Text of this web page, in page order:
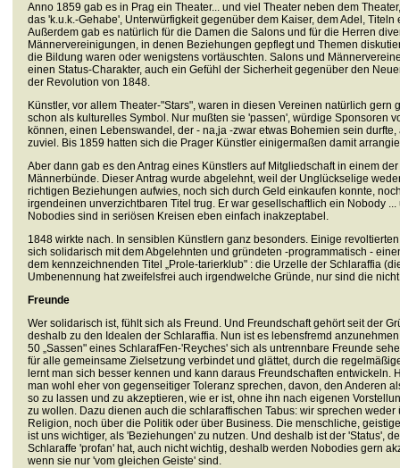
Anno 1859 gab es in Prag ein Theater... und viel Theater neben dem
das 'k.u.k.-Gehabe', Unterwürfigkeit gegenüber dem Kaiser, dem Adel, Titeln
Außerdem gab es natürlich für die Damen die Salons und für die Herren
Männervereinigungen, in denen Beziehungen gepflegt und Themen
die Bildung waren oder wenigstens vortäuschten. Salons und
einen Status-Charakter, auch ein Gefühl der Sicherheit gegenüber den
der Revolution von 1848.
Künstler, vor allem Theater-"Stars", waren in diesen Vereinen natürlich gern
schon als kulturelles Symbol. Nur mußten sie 'passen', würdige Sponsoren
können, einen Lebenswandel, der - na,ja -zwar etwas Bohemien sein durfte,
zuviel. Bis 1859 hatten sich die Prager Künstler einigermaßen damit
Aber dann gab es den Antrag eines Künstlers auf Mitgliedschaft in einem
Männerbünde. Dieser Antrag wurde abgelehnt, weil der Unglückselige
richtigen Beziehungen aufwies, noch sich durch Geld einkaufen konnte,
irgendeinen unverzichtbaren Titel trug. Er war gesellschaftlich ein Nobody ...
Nobodies sind in seriösen Kreisen eben einfach inakzeptabel.
1848 wirkte nach. In sensiblen Künstlern ganz besonders. Einige
sich solidarisch mit dem Abgelehnten und gründeten -programmatisch -
dem kennzeichnenden Titel „Prole-tarierklub" : die Urzelle der Schlaraffia
Umbenennung hat zweifelsfrei auch irgendwelche Gründe, nur sind die
Freunde
Wer solidarisch ist, fühlt sich als Freund. Und Freundschaft gehört seit der
deshalb zu den Idealen der Schlaraffia. Nun ist es lebensfremd
50 „Sassen" eines SchlarafFen-'Reyches' sich als untrennbare Freunde
für alle gemeinsame Zielsetzung verbindet und glättet, durch die
lernt man sich besser kennen und kann daraus Freundschaften entwickeln.
man wohl eher von gegenseitiger Toleranz sprechen, davon, den Anderen
so zu lassen und zu akzeptieren, wie er ist, ohne ihn nach eigenen
zu wollen. Dazu dienen auch die schlaraffischen Tabus: wir sprechen weder
Religion, noch über die Politik oder über Business. Die menschliche,
ist uns wichtiger, als 'Beziehungen' zu nutzen. Und deshalb ist der 'Status',
Schlaraffe 'profan' hat, auch nicht wichtig, deshalb werden Nobodies gern
wenn sie nur 'vom gleichen Geiste' sind.